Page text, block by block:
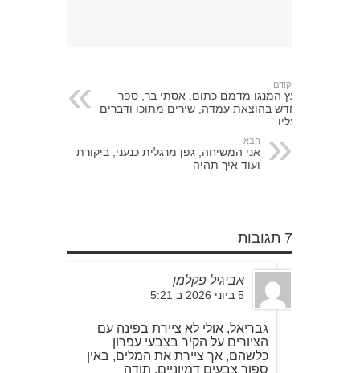
הקודם
עץ המנגו מדמם כתום, אסתי בר, ספר
חדש בהוצאת עמדה, שירים מתוכו ודברים
עליו
הבא
אני המשיחה, גפן מרגלית כנעני, ביקורת
ועוד איך תהיה
7 תגובות
אביגיל פקלמן
5 ביוני 2026 ב 5:21
גבריאל, אולי לא ציירת בפינה עם
הציורים על הקיר בצבעי עפרון
כלשהם, אך ציירת את המלים, באין
ספור צבעים דמיוניים. תודה